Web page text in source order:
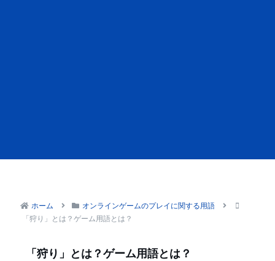
ホーム
オンラインゲームのプレイに関する用語
「狩り」とは？ゲーム用語とは？
「狩り」とは？ゲーム用語とは？